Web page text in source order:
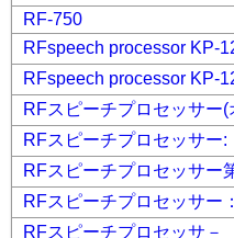
RF-750
RFspeech processor KP-
RFspeech processor KP-
RFスピーチプロセッサー
RFスピーチプロセッサー:
RFスピーチプロセッサー
RFスピーチプロセッサー
RFスピーチプロセッサ－